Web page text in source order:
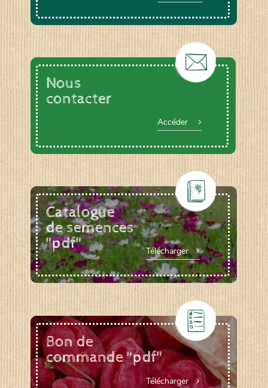
Nous
contacter
Accéder
Catalogue
de semences
"pdf"
Télécharger
Bon de
commande "pdf"
Télécharger